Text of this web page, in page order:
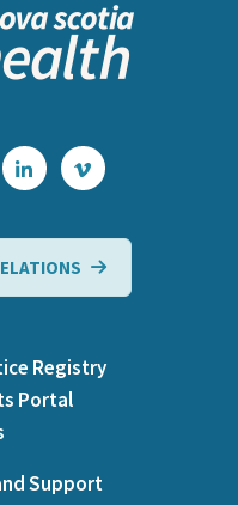
Registry
Portal
Support